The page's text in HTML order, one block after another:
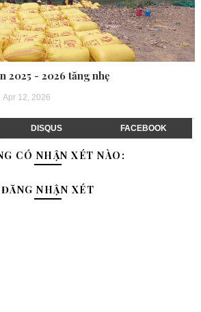
2025 - 2026 tăng nhẹ
Apr 12, 2026
DISQUS FACEBOOK
CÓ NHẬN XÉT NÀO:
ĐĂNG NHẬN XÉT